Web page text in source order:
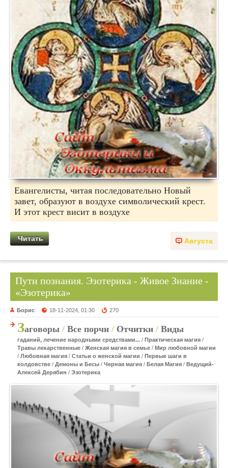
Евангелисты, читая последовательно Новый
завет, образуют в воздухе символический крест.
И этот крест висит в воздухе
Августа
Читать
Пути познания. Эзотерика - Живое Знание -
«Эзотерика»
Борис 18-11-2024, 01:30 270
Заговоры / Все порчи / Отчитки / Виды
гаданий, лечение народными средствами... / Практическая магия /
Травы лекарственные / Женская магия в семье / Мир любовной магии
/ Любовная магия / Статьи о женской магии / Первые шаги в
колдовстве / Демоны и Бесы / Черная магия / Белая Магия / Ведущий-
Алексей Дерябин / Эзотерика